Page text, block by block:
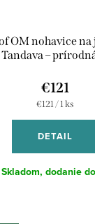
OM nohavice na
–
€121
Jednotková
€121 / 1 ks
DETAIL
Skladom, dodanie